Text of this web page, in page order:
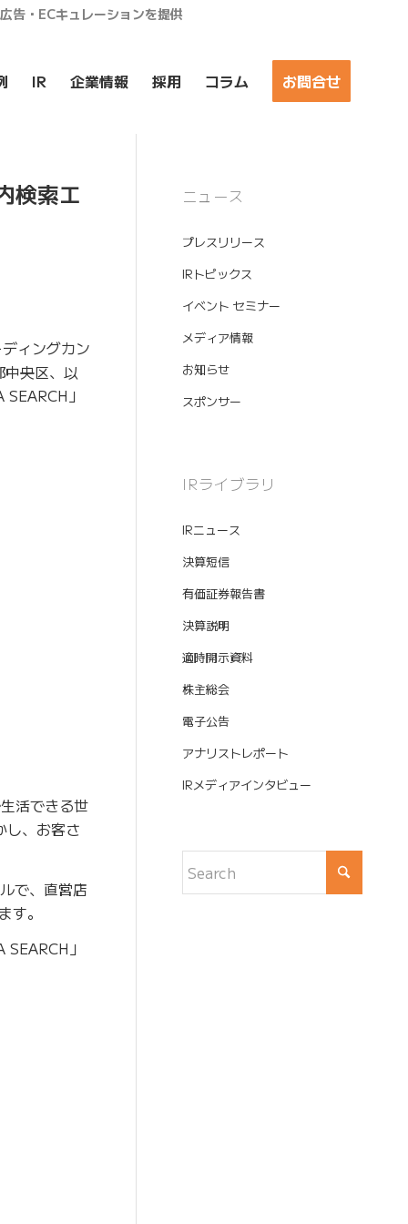
告・ECキュレーションを提供
IR 企業情報 採用 コラム お問合せ
検索エ
ィングカン
央区、以
」
活できる世
、お客さ
で、直営店
。
」
ニュース
プレスリリース
IRトピックス
イベント セミナー
メディア情報
お知らせ
スポンサー
IRライブラリ
IRニュース
決算短信
有価証券報告書
決算説明
適時開示資料
株主総会
電子公告
アナリストレポート
IRメディアインタビュー